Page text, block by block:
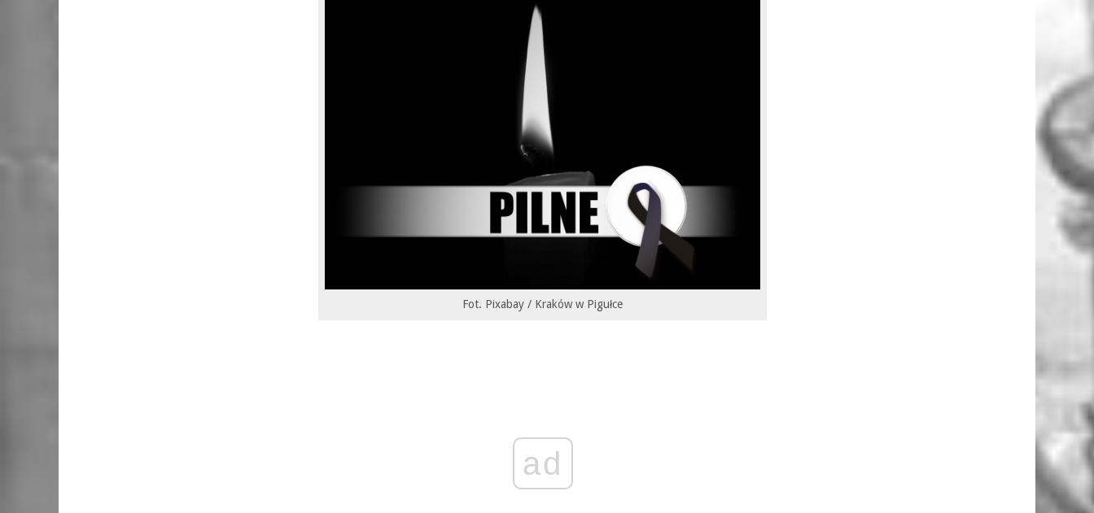
Fot. Pixabay / Kraków w Pigułce
ad